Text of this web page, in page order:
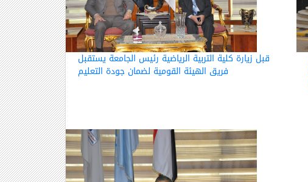
قبل زيارة كلية التربية الرياضية رئيس الجامعة يستقبل
فريق الهيئة القومية لضمان جودة التعليم